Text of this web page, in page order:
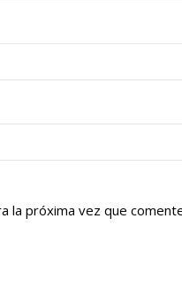
la próxima vez que